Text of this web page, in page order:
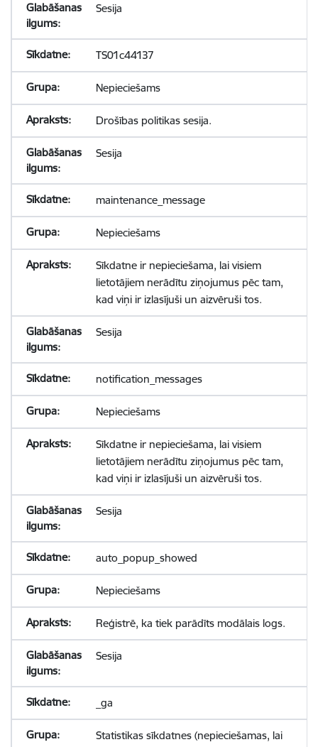
Sesija
TS01c44137
Nepieciešams
Drošības politikas sesija.
Sesija
maintenance_message
Nepieciešams
Sīkdatne ir nepieciešama, lai visiem
lietotājiem nerādītu ziņojumus pēc tam,
kad viņi ir izlasījuši un aizvēruši tos.
Sesija
notification_messages
Nepieciešams
Sīkdatne ir nepieciešama, lai visiem
lietotājiem nerādītu ziņojumus pēc tam,
kad viņi ir izlasījuši un aizvēruši tos.
Sesija
auto_popup_showed
Nepieciešams
Reģistrē, ka tiek parādīts modālais logs.
Sesija
_ga
Statistikas sīkdatnes (nepieciešamas, lai